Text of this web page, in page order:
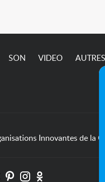
SON VIDEO AUTRES
Innovantes de la